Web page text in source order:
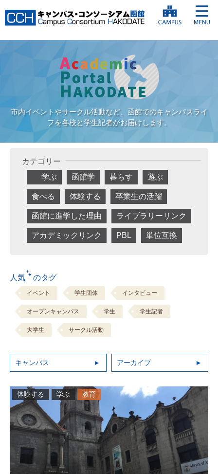
市内イベントやサークル活動など、函館でのキャンパスライ
フを各校と学生記者がお届けします。
カテゴリー
学ぶ
函館学 暮らす 遊ぶ
食べる 体験する 卒業生の活躍
函館に進学した理由 ライブラリーリンク
アカデミックリンク PBL 単位互換
人気 のタグ
イベント 学生団体 インタビュー
オープンキャンパス 学生 学生記者
大学生 サークル活動
キャンパス アーカイブ
体験する 学ぶ 教育